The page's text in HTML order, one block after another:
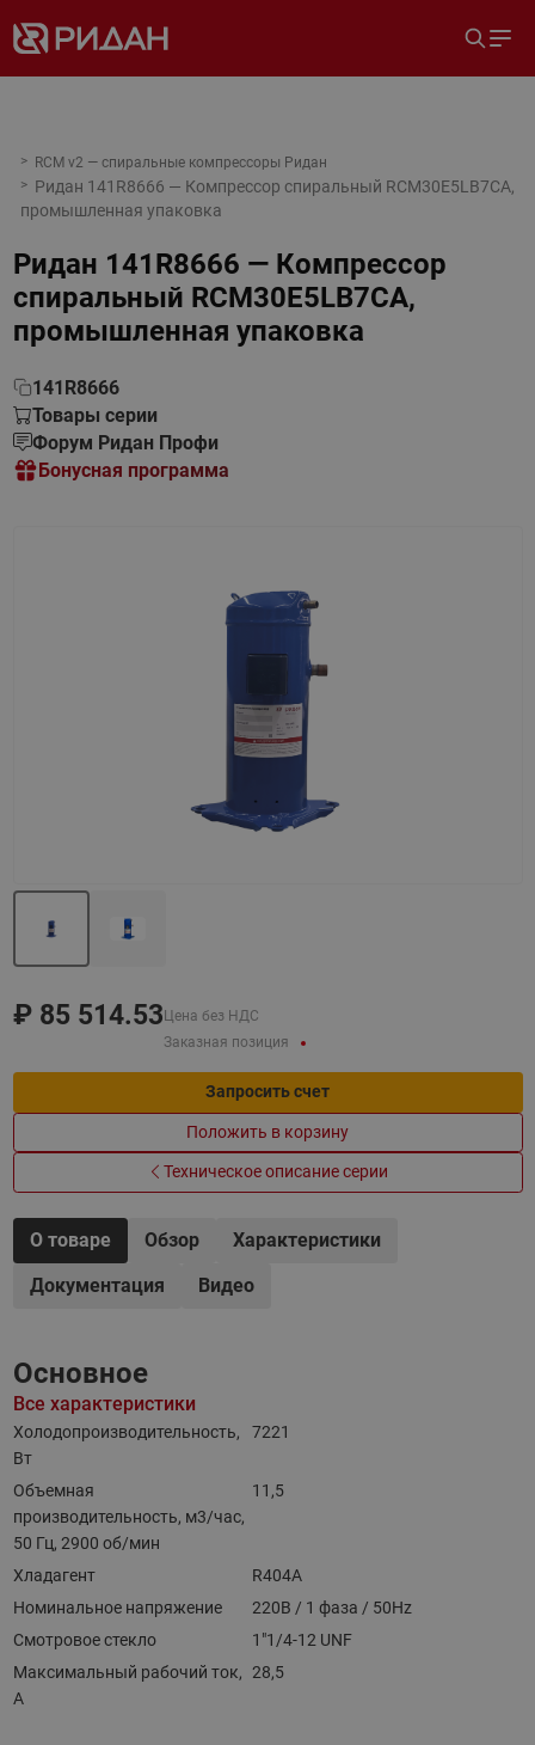
RCM v2 — спиральные компрессоры Ридан
Ридан 141R8666 — Компрессор спиральный RCM30E5LB7CA,
промышленная упаковка
Ридан 141R8666 — Компрессор
спиральный RCM30E5LB7CA,
промышленная упаковка
141R8666
Товары серии
Форум Ридан Профи
Бонусная программа
₽ 85 514.53 Цена без НДС
Заказная позиция
Запросить счет
Положить в корзину
Техническое описание серии
О товаре Обзор
Характеристики
Документация
Видео
Основное
Все характеристики
Холодопроизводительность,
Вт
7221
Объемная
производительность, м3/час,
50 Гц, 2900 об/мин
11,5
Хладагент
R404A
Номинальное напряжение
220В / 1 фаза / 50Hz
Смотровое стекло
1"1/4-12 UNF
Максимальный рабочий ток,
А
28,5